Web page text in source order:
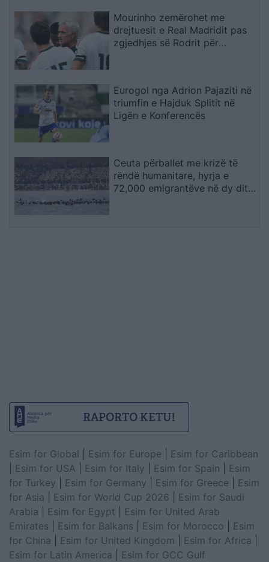
Mourinho zemërohet me
drejtuesit e Real Madridit pas
zgjedhjes së Rodrit për
Eurogol nga Adrion Pajaziti në
triumfin e Hajduk Splitit në
Ligën e Konferencës
Ceuta përballet me krizë të
rëndë humanitare, hyrja e
72,000 emigrantëve në dy ditë
Esim for Global Esim for Europe
Esim for Caribbean
Esim for USA Esim for Italy Esim for Spain
Esim
for Turkey
Esim for Germany Esim for Greece
Esim
for Asia
Esim for World Cup 2026
Esim for Saudi
Arabia
Esim for Egypt
Esim for United Arab
Emirates
Esim for Balkans Esim for Morocco
Esim
for China
Esim for United Kingdom Esim for Africa
Esim for Latin America
Esim for GCC Gulf